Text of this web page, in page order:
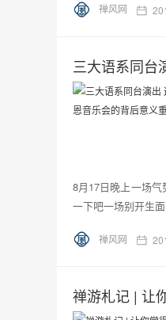
禅风网
三大语系同台
8月17日晚上一场
一下吧一场别开生
禅风网
禅游札记 | 让